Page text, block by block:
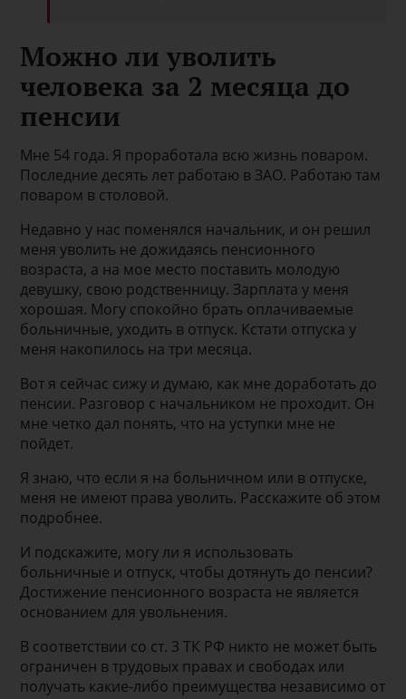
Можно ли уволить
человека за 2 месяца до
пенсии
Мне 54 года. Я проработала всю жизнь поваром.
Последние десять лет работаю в ЗАО. Работаю там
поваром в столовой.
Недавно у нас поменялся начальник, и он решил
меня уволить не дожидаясь пенсионного
возраста, а на мое место поставить молодую
девушку, свою родственницу. Зарплата у меня
хорошая. Могу спокойно брать оплачиваемые
больничные, уходить в отпуск. Кстати отпуска у
меня накопилось на три месяца.
Вот я сейчас сижу и думаю, как мне доработать до
пенсии. Разговор с начальником не проходит. Он
мне четко дал понять, что на уступки мне не
пойдет.
Я знаю, что если я на больничном или в отпуске,
меня не имеют права уволить. Расскажите об этом
подробнее.
И подскажите, могу ли я использовать
больничные и отпуск, чтобы дотянуть до пенсии?
Достижение пенсионного возраста не является
основанием для увольнения.
В соответствии со ст. 3 ТК РФ никто не может быть
ограничен в трудовых правах и свободах или
получать какие-либо преимущества независимо от